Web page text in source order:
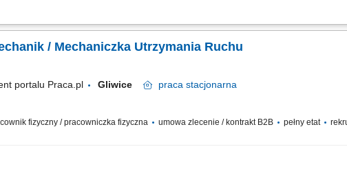
rola w STRABAG diagnostyka usterek; naprawa i konserwacja; montaż nowych
/ Mechaniczka Utrzymania Ruchu
portalu Praca.pl Gliwice praca stacjonarna
fizyczny / pracowniczka fizyczna umowa zlecenie / kontrakt B2B pełny etat